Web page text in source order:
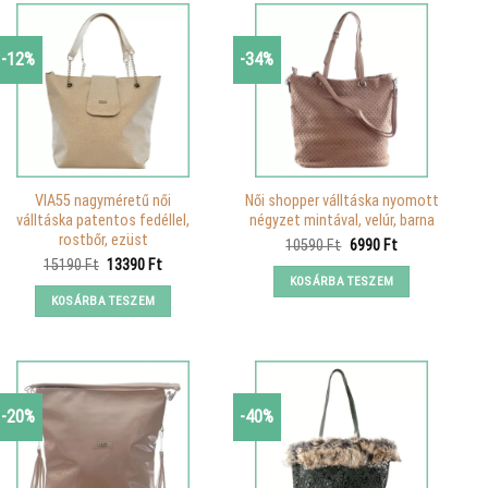
-12%
VIA55 nagyméretű női
válltáska patentos fedéllel,
rostbőr, ezüst
15190Ft Original
was:
15190 Ft.
13390 FtCurrent
KOSÁRBA TESZEM
-34%
Női shopper válltáska nyomott
négyzet mintával, velúr, barna
10590Ft Original
was:
10590 Ft.
6990 FtCurrent
KOSÁRBA TESZEM
-20% -40%